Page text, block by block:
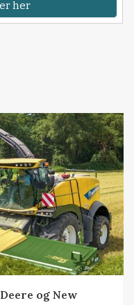
her
og New